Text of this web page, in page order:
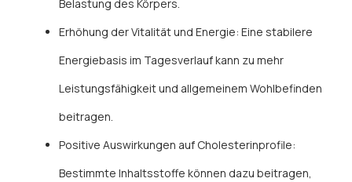
Belastung des Körpers.
Erhöhung der Vitalität und Energie: Eine stabilere
Energiebasis im Tagesverlauf kann zu mehr
Leistungsfähigkeit und allgemeinem Wohlbefinden
beitragen.
Positive Auswirkungen auf Cholesterinprofile:
Bestimmte Inhaltsstoffe können dazu beitragen,